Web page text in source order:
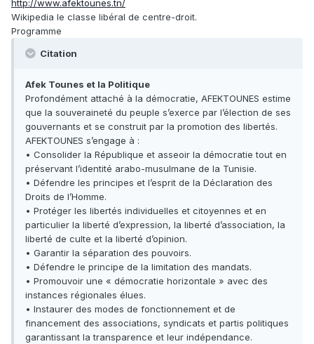
http://www.afektounes.tn/
Wikipedia le classe libéral de centre-droit.
Programme
Citation
Afek Tounes et la Politique
Profondément attaché à la démocratie, AFEKTOUNES estime
que la souveraineté du peuple s’exerce par l’élection de ses
gouvernants et se construit par la promotion des libertés.
AFEKTOUNES s’engage à :
• Consolider la République et asseoir la démocratie tout en
préservant l’identité arabo-musulmane de la Tunisie.
• Défendre les principes et l’esprit de la Déclaration des
Droits de l’Homme.
• Protéger les libertés individuelles et citoyennes et en
particulier la liberté d’expression, la liberté d’association, la
liberté de culte et la liberté d’opinion.
• Garantir la séparation des pouvoirs.
• Défendre le principe de la limitation des mandats.
• Promouvoir une « démocratie horizontale » avec des
instances régionales élues.
• Instaurer des modes de fonctionnement et de
financement des associations, syndicats et partis politiques
garantissant la transparence et leur indépendance.